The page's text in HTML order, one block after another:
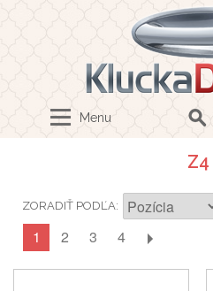
Menu
Z4
ZORADIŤ PODĽA
1 2 3 4